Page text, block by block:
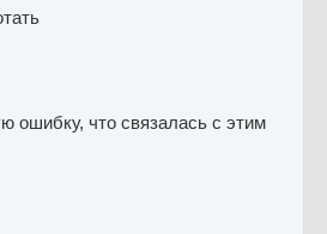
ошибку, что связалась с этим